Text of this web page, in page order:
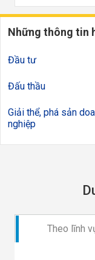
Những thông tin
Đầu tư
Đấu thầu
Giải thể, phá sản
nghiệp
Theo lĩnh